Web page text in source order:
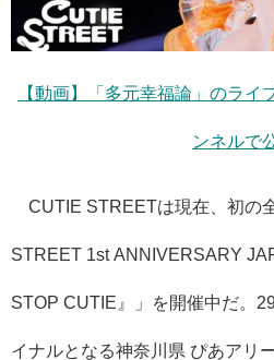
【動画】「多元幸福論」のライ
ンネルで
CUTIE STREETは現在、初の
STREET 1st ANNIVERSARY
STOP CUTIE』」を開催中だ。
イナルとなる神奈川県 ぴあアリ